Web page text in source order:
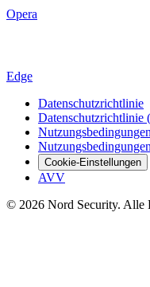
Opera
Edge
Datenschutzrichtlinie
Datenschutzrichtlinie
Nutzungsbedingungen
Cookie-Einstellungen
AVV
© 2026 Nord Security. Alle